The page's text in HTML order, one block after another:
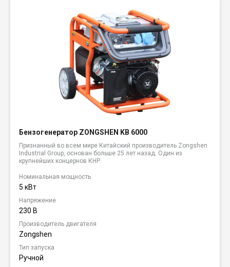
Бензогенератор ZONGSHEN KB 6000
Признанный во всем мире Китайский производитель Zongshen
Industrial Group, основан больше 25 лет назад. Один из
крупнейших концернов КНР.
Номинальная мощность
5 кВт
Напряжение
230 В
Производитель двигателя
Zongshen
Тип запуска
Ручной